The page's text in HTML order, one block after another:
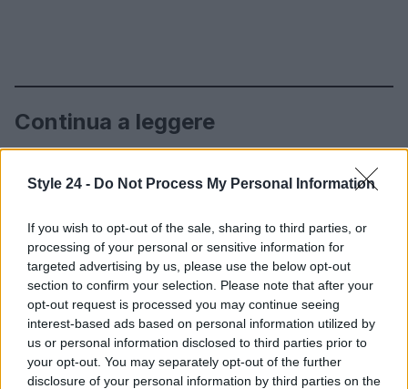
Style 24 - Do Not Process My Personal Information
If you wish to opt-out of the sale, sharing to third parties, or
processing of your personal or sensitive information for
targeted advertising by us, please use the below opt-out
section to confirm your selection. Please note that after your
opt-out request is processed you may continue seeing
interest-based ads based on personal information utilized by
us or personal information disclosed to third parties prior to
your opt-out. You may separately opt-out of the further
disclosure of your personal information by third parties on the
Continua a leggere